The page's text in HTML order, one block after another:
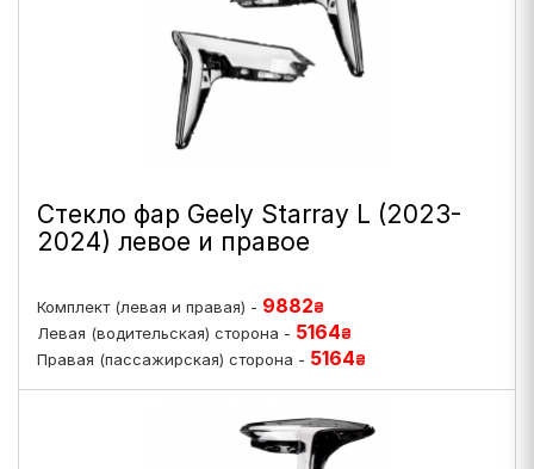
Стекло фар Geely Starray L (2023-
2024) левое и правое
Комплект (левая и правая) - 9882₴
Левая (водительская) сторона - 5164₴
Правая (пассажирская) сторона - 5164₴